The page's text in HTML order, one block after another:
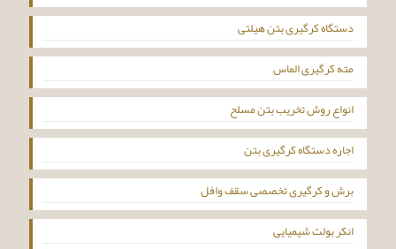
دستگاه کرگیری بتن هیلتی
مته کرگیری الماس
انواع روش تخریب بتن مسلح
اجاره دستگاه کرگیری بتن
برش و کرگیری تخصصی سقف وافل
انکر بولت شیمیایی